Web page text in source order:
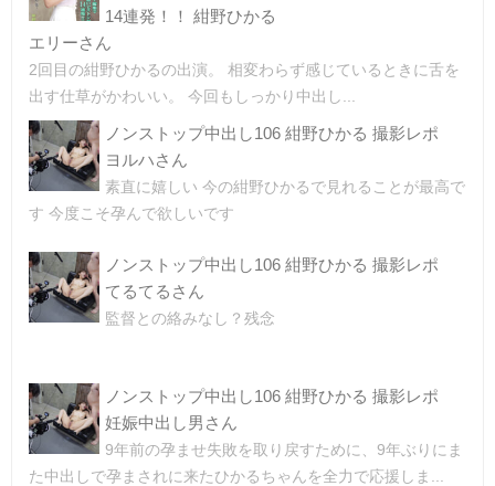
14連発！！ 紺野ひかる
エリーさん
2回目の紺野ひかるの出演。 相変わらず感じているときに舌を
出す仕草がかわいい。 今回もしっかり中出し...
ノンストップ中出し106 紺野ひかる 撮影レポ
ヨルハさん
素直に嬉しい 今の紺野ひかるで見れることが最高で
す 今度こそ孕んで欲しいです
ノンストップ中出し106 紺野ひかる 撮影レポ
てるてるさん
監督との絡みなし？残念
ノンストップ中出し106 紺野ひかる 撮影レポ
妊娠中出し男さん
9年前の孕ませ失敗を取り戻すために、9年ぶりにま
た中出しで孕まされに来たひかるちゃんを全力で応援しま...